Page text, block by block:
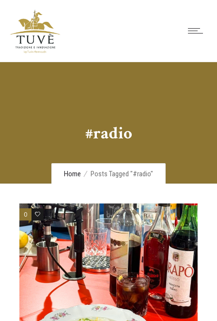
#radio
Home Posts Tagged "#radio"
0 0